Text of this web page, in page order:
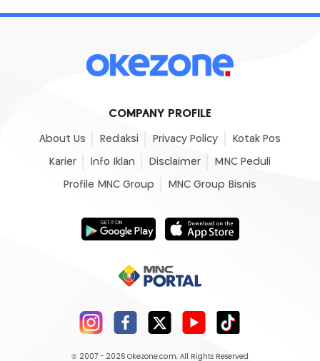
COMPANY PROFILE
About Us Redaksi Privacy Policy Kotak Pos
Karier Info Iklan Disclaimer MNC Peduli
Profile MNC Group MNC Group Bisnis
© 2007 - 2026 Okezone.com, All Rights Reserved